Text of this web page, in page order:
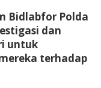
Bidlabfor Polda
dan
untuk
terhadap